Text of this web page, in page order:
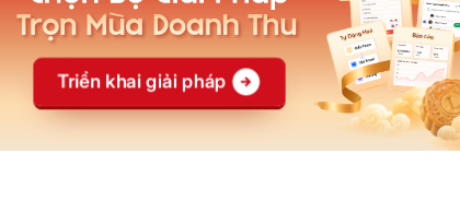
Blog
Casestudy
Câu hỏi thường gặp
Đại lý
Creator